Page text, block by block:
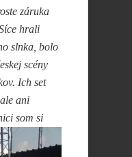
záruka
hrali
slnka, bolo
scény
Ich set
ani
som si